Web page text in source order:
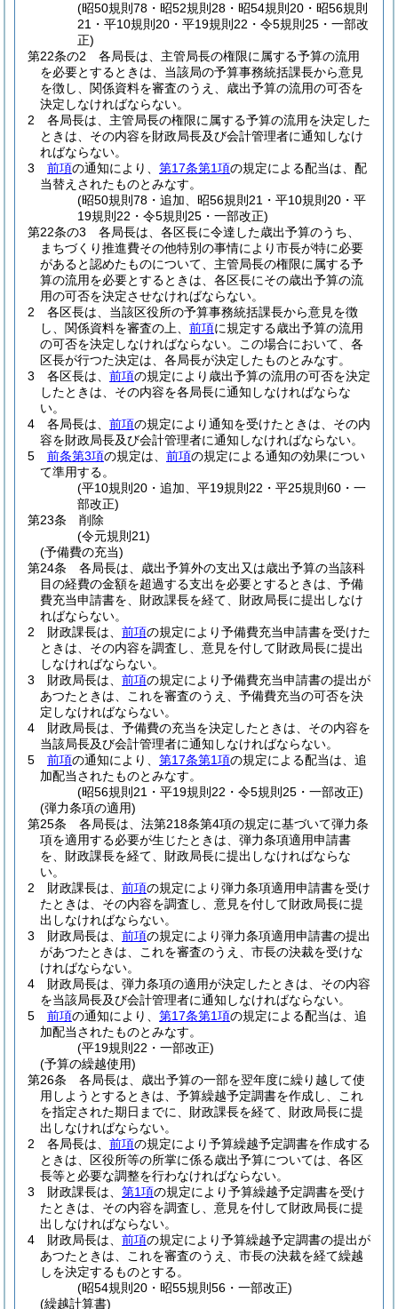
(昭50規則78・昭52規則28・昭54規則20・昭56規則
21・平10規則20・平19規則22・令5規則25・一部改
正)
第22条の2
各局長は、主管局長の権限に属する予算の流用
を必要とするときは、当該局の予算事務統括課長から意見
を徴し、関係資料を審査のうえ、歳出予算の流用の可否を
決定しなければならない。
2
各局長は、主管局長の権限に属する予算の流用を決定した
ときは、その内容を財政局長及び会計管理者に通知しなけ
ればならない。
3
前項の通知により、 第17条第1項の規定による配当は、配
当替えされたものとみなす。
(昭50規則78・追加、昭56規則21・平10規則20・平
19規則22・令5規則25・一部改正)
第22条の3
各局長は、各区長に令達した歳出予算のうち、
まちづくり推進費その他特別の事情により市長が特に必要
があると認めたものについて、主管局長の権限に属する予
算の流用を必要とするときは、各区長にその歳出予算の流
用の可否を決定させなければならない。
2
各区長は、当該区役所の予算事務統括課長から意見を徴
し、関係資料を審査の上、 前項に規定する歳出予算の流用
の可否を決定しなければならない。
この場合において、各
区長が行つた決定は、各局長が決定したものとみなす。
3
各区長は、 前項の規定により歳出予算の流用の可否を決定
したときは、その内容を各局長に通知しなければならな
い。
4
各局長は、 前項の規定により通知を受けたときは、その内
容を財政局長及び会計管理者に通知しなければならない。
5
前条第3項の規定は、 前項の規定による通知の効果につい
て準用する。
(平10規則20・追加、平19規則22・平25規則60・一
部改正)
第23条
削除
(令元規則21)
(予備費の充当)
第24条
各局長は、歳出予算外の支出又は歳出予算の当該科
目の経費の金額を超過する支出を必要とするときは、予備
費充当申請書を、財政課長を経て、財政局長に提出しなけ
ればならない。
2
財政課長は、 前項の規定により予備費充当申請書を受けた
ときは、その内容を調査し、意見を付して財政局長に提出
しなければならない。
3
財政局長は、 前項の規定により予備費充当申請書の提出が
あつたときは、これを審査のうえ、予備費充当の可否を決
定しなければならない。
4
財政局長は、予備費の充当を決定したときは、その内容を
当該局長及び会計管理者に通知しなければならない。
5
前項の通知により、 第17条第1項の規定による配当は、追
加配当されたものとみなす。
(昭56規則21・平19規則22・令5規則25・一部改正)
(弾力条項の適用)
第25条
各局長は、法第218条第4項の規定に基づいて弾力条
項を適用する必要が生じたときは、弾力条項適用申請書
を、財政課長を経て、財政局長に提出しなければならな
い。
2
財政課長は、 前項の規定により弾力条項適用申請書を受け
たときは、その内容を調査し、意見を付して財政局長に提
出しなければならない。
3
財政局長は、 前項の規定により弾力条項適用申請書の提出
があつたときは、これを審査のうえ、市長の決裁を受けな
ければならない。
4
財政局長は、弾力条項の適用が決定したときは、その内容
を当該局長及び会計管理者に通知しなければならない。
5
前項の通知により、 第17条第1項の規定による配当は、追
加配当されたものとみなす。
(平19規則22・一部改正)
(予算の繰越使用)
第26条
各局長は、歳出予算の一部を翌年度に繰り越して使
用しようとするときは、予算繰越予定調書を作成し、これ
を指定された期日までに、財政課長を経て、財政局長に提
出しなければならない。
2
各局長は、 前項の規定により予算繰越予定調書を作成する
ときは、区役所等の所掌に係る歳出予算については、各区
長等と必要な調整を行わなければならない。
3
財政課長は、 第1項の規定により予算繰越予定調書を受け
たときは、その内容を調査し、意見を付して財政局長に提
出しなければならない。
4
財政局長は、 前項の規定により予算繰越予定調書の提出が
あつたときは、これを審査のうえ、市長の決裁を経て繰越
しを決定するものとする。
(昭54規則20・昭55規則56・一部改正)
(繰越計算書)